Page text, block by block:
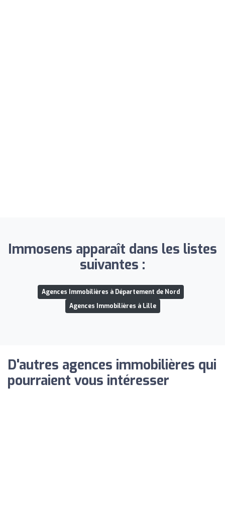
Immosens apparaît dans les listes
suivantes :
Agences Immobilières à Département de Nord
Agences Immobilières à Lille
D'autres agences immobilières qui
pourraient vous intéresser